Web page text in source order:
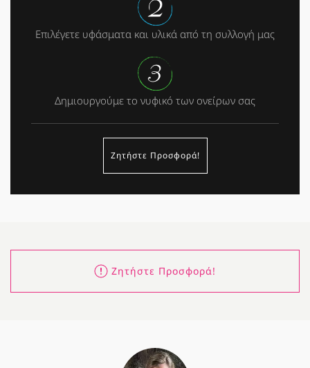
Επιλέγετε υφάσματα και υλικά από τη συλλογή μας
Δημιουργούμε το νυφικό των ονείρων σας
Ζητήστε Προσφορά!
Ζητήστε Προσφορά!